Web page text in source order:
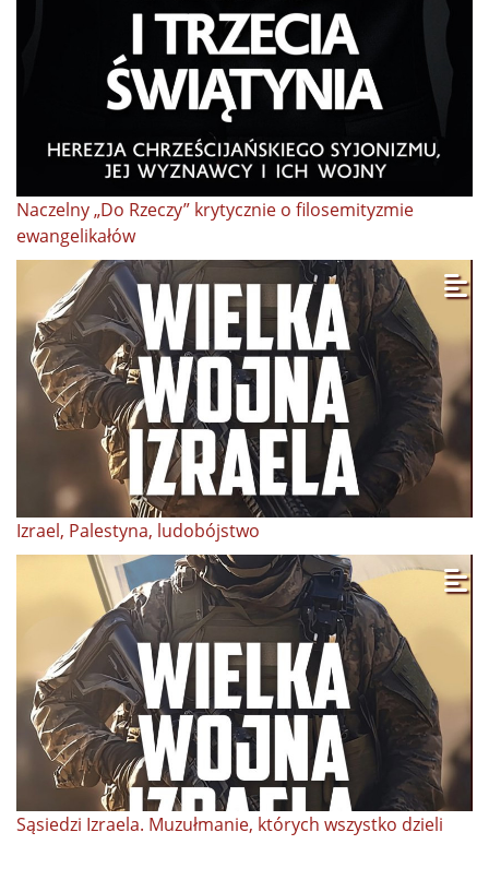
Naczelny „Do Rzeczy” krytycznie o filosemityzmie
ewangelikałów
Izrael, Palestyna, ludobójstwo
Sąsiedzi Izraela. Muzułmanie, których wszystko dzieli